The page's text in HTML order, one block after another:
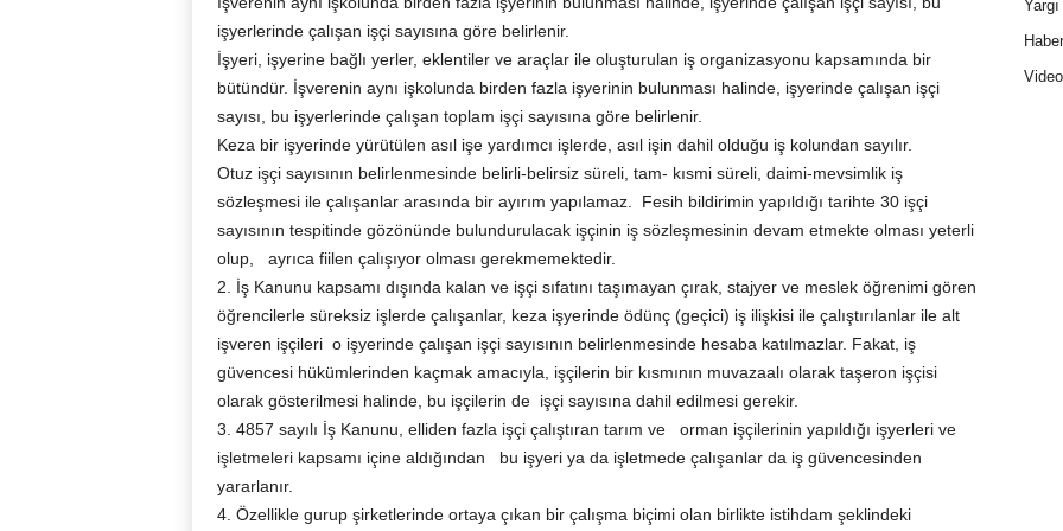
işyerlerinde çalışan işçi sayısına göre belirlenir.
İşyeri, işyerine bağlı yerler, eklentiler ve araçlar ile oluşturulan iş organizasyonu kapsamında bir
bütündür. İşverenin aynı işkolunda birden fazla işyerinin bulunması halinde, işyerinde çalışan işçi
sayısı, bu işyerlerinde çalışan toplam işçi sayısına göre belirlenir.
Keza bir işyerinde yürütülen asıl işe yardımcı işlerde, asıl işin dahil olduğu iş kolundan sayılır.
Otuz işçi sayısının belirlenmesinde belirli-belirsiz süreli, tam- kısmi süreli, daimi-mevsimlik iş
sözleşmesi ile çalışanlar arasında bir ayırım yapılamaz. Fesih bildirimin yapıldığı tarihte 30 işçi
sayısının tespitinde gözönünde bulundurulacak işçinin iş sözleşmesinin devam etmekte olması yeterli
olup, ayrıca fiilen çalışıyor olması gerekmemektedir.
2. İş Kanunu kapsamı dışında kalan ve işçi sıfatını taşımayan çırak, stajyer ve meslek öğrenimi gören
öğrencilerle süreksiz işlerde çalışanlar, keza işyerinde ödünç (geçici) iş ilişkisi ile çalıştırılanlar ile alt
işveren işçileri o işyerinde çalışan işçi sayısının belirlenmesinde hesaba katılmazlar. Fakat, iş
güvencesi hükümlerinden kaçmak amacıyla, işçilerin bir kısmının muvazaalı olarak taşeron işçisi
olarak gösterilmesi halinde, bu işçilerin de işçi sayısına dahil edilmesi gerekir.
3. 4857 sayılı İş Kanunu, elliden fazla işçi çalıştıran tarım ve orman işçilerinin yapıldığı işyerleri ve
işletmeleri kapsamı içine aldığından bu işyeri ya da işletmede çalışanlar da iş güvencesinden
yararlanır.
4. Özellikle gurup şirketlerinde ortaya çıkan bir çalışma biçimi olan birlikte istihdam şeklindeki